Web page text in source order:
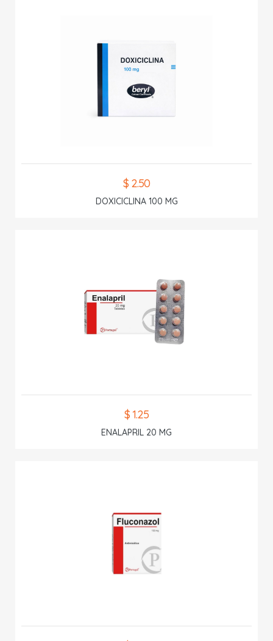
$ 2.50
DOXICICLINA 100 MG
$ 1.25
ENALAPRIL 20 MG